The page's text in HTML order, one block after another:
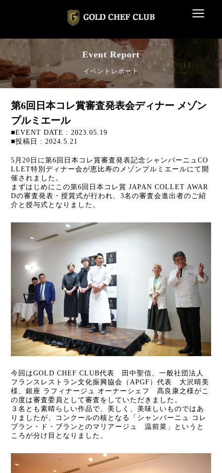
≡
Event Report
イベントレポート
第6回日本コレ賞審査発表会ディナー メゾン
プルミエール
■EVENT DATE : 2023.05.19
■投稿日 : 2024.5.21
5月20日に第6回日本コレ賞審査発表記念シャンパーニュCO
LLET特別ディナー会が恵比寿のメゾンプルミエールにて開
催されました。
まずはじめにこの第6回日本コレ賞 JAPAN COLLET AWAR
Dの審査発表・授賞式が行われ、3名の審査会進出者のご紹
介と授与式となりました。
今回はGOLD CHEF CLUB代表 田中聖信、一般社団法人
フランスレストラン文化振興協会（APGF）代表 大沢晴美
様、銀座 ラフィナージュ オーナーシェフ 髙良康之様がこ
の度は審査委員として審査をしていただきました。
３名とも素晴らしい作品で、美しく、美味しいものではあ
りましたが、コンクールの核となる「シャンパーニュ コレ
ブラン・ド・ブランとのマリアージュ 温前菜」というと
ころが分け目となりました。